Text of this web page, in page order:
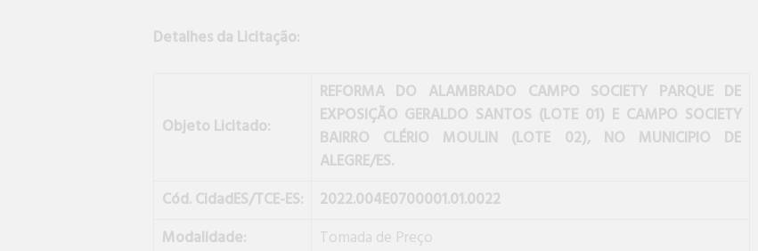
Detalhes da Licitação:
Objeto Licitado:
REFORMA DO ALAMBRADO CAMPO SOCIETY PARQUE DE
EXPOSIÇÃO GERALDO SANTOS (LOTE 01) E CAMPO SOCIETY
BAIRRO CLÉRIO MOULIN (LOTE 02), NO MUNICIPIO DE
ALEGRE/ES.
Cód. CidadES/TCE-ES:
2022.004E0700001.01.0022
Modalidade:
Tomada de Preço